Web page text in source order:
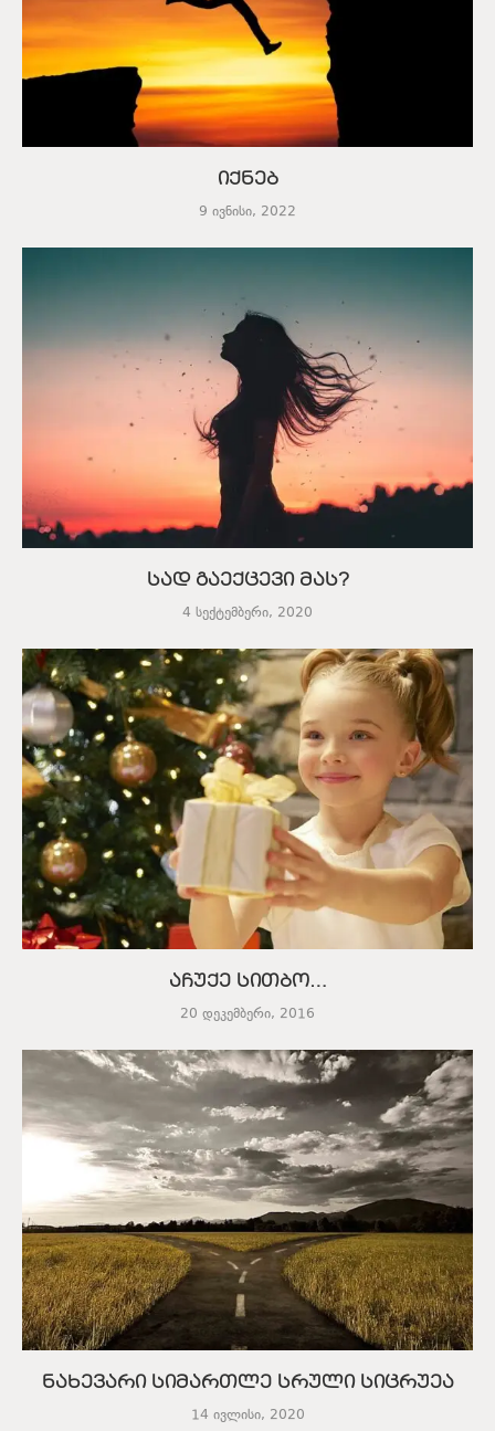
იქნებ
9 ივნისი, 2022
სად გაექცევი მას?
4 სექტემბერი, 2020
აჩუქე სითბო…
20 დეკემბერი, 2016
ნახევარი სიმართლე სრული სიცრუეა
14 ივლისი, 2020